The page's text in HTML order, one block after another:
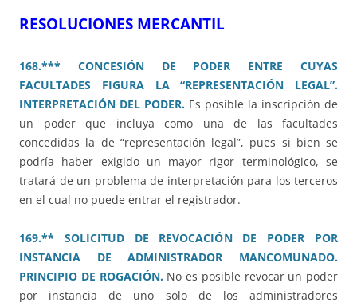
RESOLUCIONES MERCANTIL
168.*** CONCESIÓN DE PODER ENTRE CUYAS
FACULTADES FIGURA LA “REPRESENTACIÓN LEGAL”.
INTERPRETACIÓN DEL PODER. Es posible la inscripción de
un poder que incluya como una de las facultades
concedidas la de “representación legal”, pues si bien se
podría haber exigido un mayor rigor terminológico, se
tratará de un problema de interpretación para los terceros
en el cual no puede entrar el registrador.
169.** SOLICITUD DE REVOCACIÓN DE PODER POR
INSTANCIA DE ADMINISTRADOR MANCOMUNADO.
PRINCIPIO DE ROGACIÓN.No es posible revocar un poder
por instancia de uno solo de los administradores